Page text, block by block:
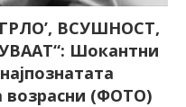
ВСУШНОСТ,
Шокантни
возрасни (ФОТО)